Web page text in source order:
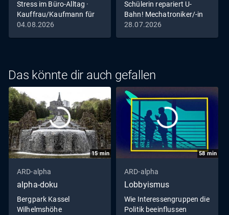
aka Ausbildungsleiter bewertet, ob die Challenge
bestanden ist. Außerdem gibt's in jeder Folge alles
Wichtige rund um den Ausbildungsberuf - zum Beispiel,
Stress im Büro-Alltag ·
Kauffrau/Kaufmann für
Büromanagement
04.08.2026
Schülerin repariert U-
Bahn! Mechatroniker/-in
28.07.2026
Das könnte dir auch gefallen
15min
ARD-alpha
alpha-doku
Bergpark Kassel
Wilhelmshöhe
58min
ARD-alpha
Lobbyismus
Wie Interessengruppen die
Politik beeinflussen